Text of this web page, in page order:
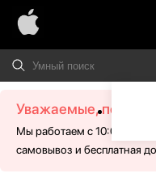
Уважаемые,
Мы работаем с 10:00 -
самовывоз и бесплатная